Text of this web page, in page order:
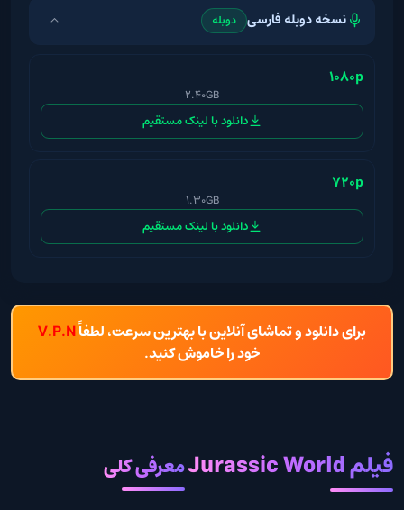
نسخه دوبله فارسی دوبله
1080p
2.40GB
دانلود با لینک مستقیم
720p
1.30GB
دانلود با لینک مستقیم
برای دانلود و تماشای آنلاین با بهترین سرعت، لطفاًV.P.N
خود را خاموش کنید.
فیلم Jurassic World معرفی کلی